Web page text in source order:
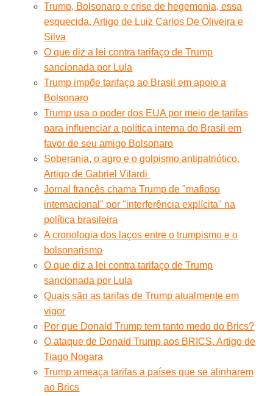
Trump, Bolsonaro e crise de hegemonia, essa
esquecida. Artigo de Luiz Carlos De Oliveira e
Silva
O que diz a lei contra tarifaço de Trump
sancionada por Lula
Trump impõe tarifaço ao Brasil em apoio a
Bolsonaro
Trump usa o poder dos EUA por meio de tarifas
para influenciar a política interna do Brasil em
favor de seu amigo Bolsonaro
Soberania, o agro e o golpismo antipatriótico.
Artigo de Gabriel Vilardi
Jornal francês chama Trump de "mafioso
internacional" por "interferência explícita" na
política brasileira
A cronologia dos laços entre o trumpismo e o
bolsonarismo
O que diz a lei contra tarifaço de Trump
sancionada por Lula
Quais são as tarifas de Trump atualmente em
vigor
Por que Donald Trump tem tanto medo do Brics?
O ataque de Donald Trump aos BRICS. Artigo de
Tiago Nogara
Trump ameaça tarifas a países que se alinharem
ao Brics